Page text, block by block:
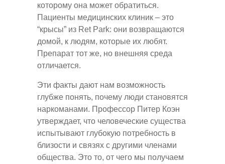
которому она может обратиться.
Пациенты медицинских клиник – это
“крысы” из Ret Park: они возвращаются
домой, к людям, которые их любят.
Препарат тот же, но внешняя среда
отличается.
Эти факты дают нам возможность
глубже понять, почему люди становятся
наркоманами. Профессор Питер Коэн
утверждает, что человеческие существа
испытывают глубокую потребность в
близости и связях с другими членами
общества. Это то, от чего мы получаем